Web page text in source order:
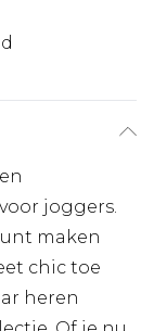
joggers.
maken
chic toe
heren